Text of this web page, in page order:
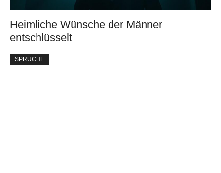
Heimliche Wünsche der Männer
entschlüsselt
SPRÜCHE